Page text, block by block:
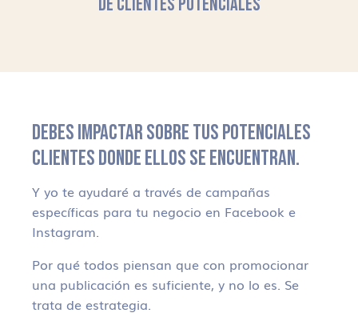
DEBES IMPACTAR SOBRE TUS POTENCIALES
CLIENTES DONDE ELLOS SE ENCUENTRAN.
Y yo te ayudaré a través de campañas
específicas para tu negocio en Facebook e
Instagram.
Por qué todos piensan que con promocionar
una publicación es suficiente, y no lo es. Se
trata de estrategia.